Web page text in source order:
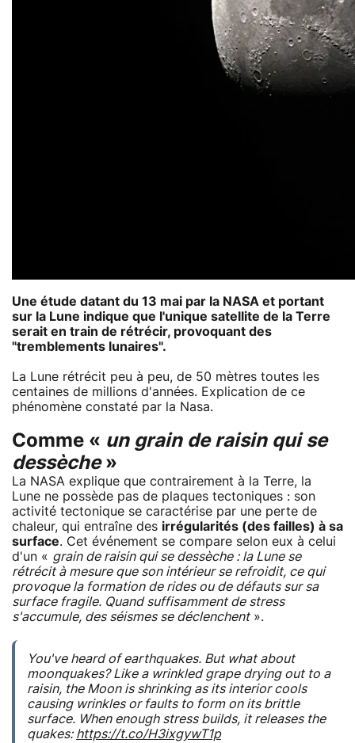
Une étude datant du 13 mai par la NASA et portant
sur la Lune indique que l'unique satellite de la Terre
serait en train de rétrécir, provoquant des
"tremblements lunaires".
La Lune rétrécit peu à peu, de 50 mètres toutes les
centaines de millions d'années. Explication de ce
phénomène constaté par la Nasa.
Comme « un grain de raisin qui se
dessèche»
La NASA explique que contrairement à la Terre, la
Lune ne possède pas de plaques tectoniques : son
activité tectonique se caractérise par une perte de
chaleur, qui entraîne des irrégularités (des failles) à sa
surface. Cet événement se compare selon eux à celui
d'un « grain de raisin qui se dessèche : la Lune se
rétrécit à mesure que son intérieur se refroidit, ce qui
provoque la formation de rides ou de défauts sur sa
surface fragile. Quand suffisamment de stress
s'accumule, des séismes se déclenchent».
You've heard of earthquakes. But what about
moonquakes? Like a wrinkled grape drying out to a
raisin, the Moon is shrinking as its interior cools
causing wrinkles or faults to form on its brittle
surface. When enough stress builds, it releases the
quakes: https://t.co/H3ixgywT1p